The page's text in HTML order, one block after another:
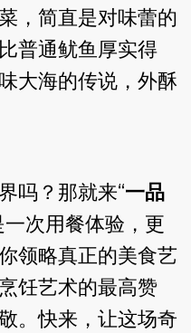
，简直是对味蕾的
普通鱿鱼厚实得
大海的传说，外酥
吗？那就来“一品
一次用餐体验，更
领略真正的美食艺
饪艺术的最高赞
。快来，让这场奇